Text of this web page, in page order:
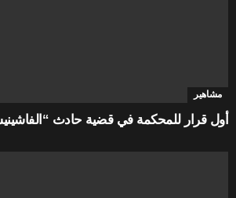
مشاهير
أول قرار للمحكمة في قضية حادث